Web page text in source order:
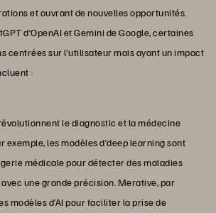
et ouvrant de nouvelles opportunités.
d’OpenAI et Gemini de Google, certaines
centrées sur l’utilisateur mais ayant un impact
:
le diagnostic et la médecine
exemple, les modèles d’deep learning sont
médicale pour détecter des maladies
une grande précision. Merative, par
modèles d’AI pour faciliter la prise de